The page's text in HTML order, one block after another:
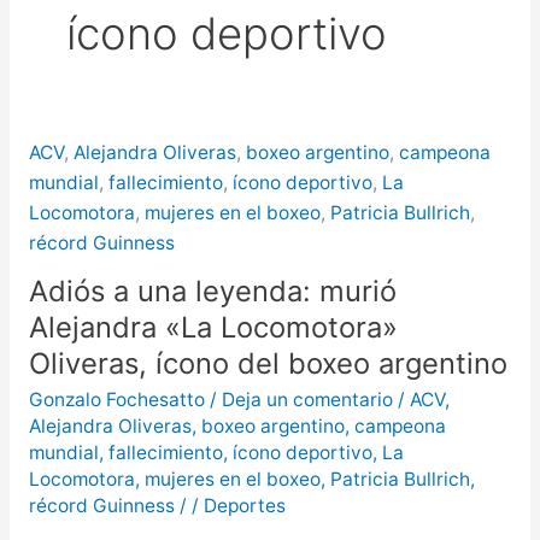
más de $580 millones
puntos de Concordia
ícono deportivo
ACV, Alejandra Oliveras, boxeo argentino, campeona
mundial, fallecimiento, ícono deportivo, La
Locomotora, mujeres en el boxeo, Patricia Bullrich,
récord Guinness
Adiós a una leyenda: murió
Alejandra «La Locomotora»
Oliveras, ícono del boxeo argentino
Gonzalo Fochesatto / Deja un comentario / ACV,
Alejandra Oliveras, boxeo argentino, campeona
mundial, fallecimiento, ícono deportivo, La
Locomotora, mujeres en el boxeo, Patricia Bullrich,
récord Guinness/ / Deportes